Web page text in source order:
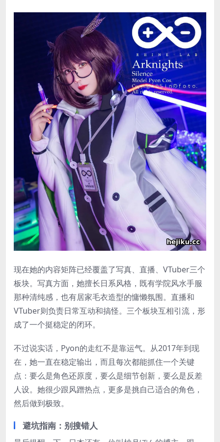
现在她的内容矩阵已经覆盖了写真、直播、VTuber三个
板块。写真方面，她擅长日系风格，既有学院风水手服
那种清纯感，也有居家毛衣造型的慵懒氛围。直播和
VTuber则负责日常互动和搞怪。三个板块互相引流，形
成了一个挺稳定的闭环。
不过说实话，Pyon的走红不是靠运气。从2017年到现
在，她一直在稳定输出，而且每次都能抓住一个关键
点：要么是角色还原度，要么是细节创新，要么是反差
人设。她很少跟风蹭热点，更多是挑自己适合的角色，
然后做到极致。
避坑指南：别搜错人